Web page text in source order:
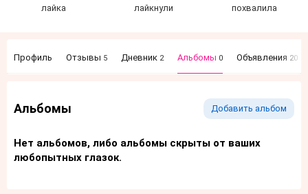
лайка лайкнули похвалила
Профиль Отзывы 5 Дневник 2 Альбомы 0 Объявления 20
Альбомы Добавить альбом
Нет альбомов, либо альбомы скрыты от ваших
любопытных глазок.